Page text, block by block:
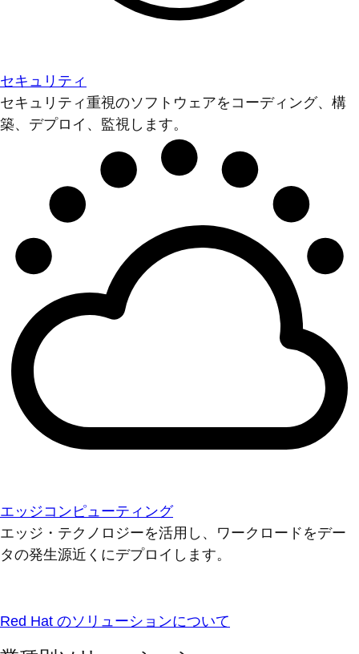
セキュリティ
セキュリティ重視のソフトウェアをコーディング、構
築、デプロイ、監視します。
エッジコンピューティング
エッジ・テクノロジーを活用し、ワークロードをデー
タの発生源近くにデプロイします。
Red Hat のソリューションについて